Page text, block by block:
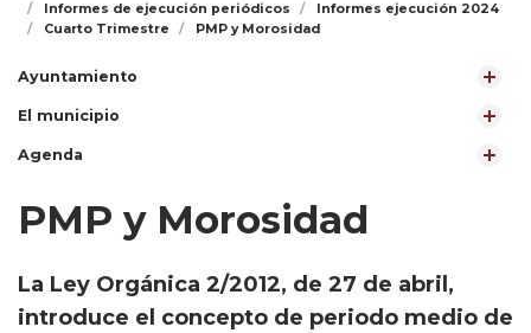
Informes de ejecución periódicos
Informes ejecución 2024
Cuarto Trimestre
PMP y Morosidad
Ayuntamiento
El municipio
Agenda
PMP y Morosidad
​La Ley Orgánica 2/2012, de 27 de abril,
introduce el concepto de periodo medio de